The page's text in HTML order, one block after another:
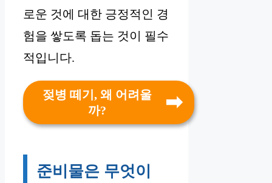
로운 것에 대한 긍정적인 경
험을 쌓도록 돕는 것이 필수
적입니다.
젖병 떼기, 왜 어려울
까?
준비물은 무엇이